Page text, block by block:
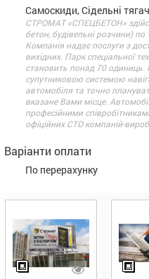
Самоскиди, Сідельні
СТРОМАТ «СПЕЦБЕТОН»
бетон, будівельні розчини) по
Компанія надає послуги з
вихідних. Парк спеціальної
становить понад 70
супутниковою системою
автомобіля та точно
вказане Вами місце.
професійними
офіційних СТО компаній-
Варіанти оплати
По перерахунку